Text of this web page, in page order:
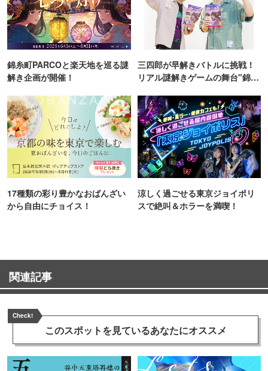
錦糸町PARCOと楽天地を巡る謎
解き企画が開催！
三四郎が早解きバトルに挑戦！
リアル謎解きゲームの舞台"錦糸
17種類の彩り豊かなおばんざい
から自由にチョイス！
涼しく過ごせる東京ジョイポリ
スで絶叫＆ホラーを満喫！
関連記事
Check!
このスポットを見ているあなたにオススメ